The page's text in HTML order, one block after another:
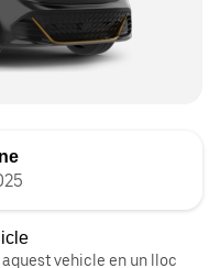
vehicle en un lloc